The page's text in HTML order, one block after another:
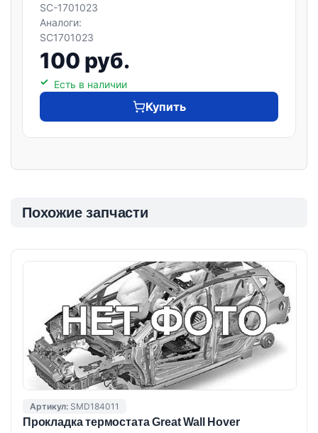
SC-1701023
Аналоги:
SC1701023
100 руб.
Есть в наличии
Купить
Похожие запчасти
Артикул: SMD184011
Прокладка термостата Great Wall Hover